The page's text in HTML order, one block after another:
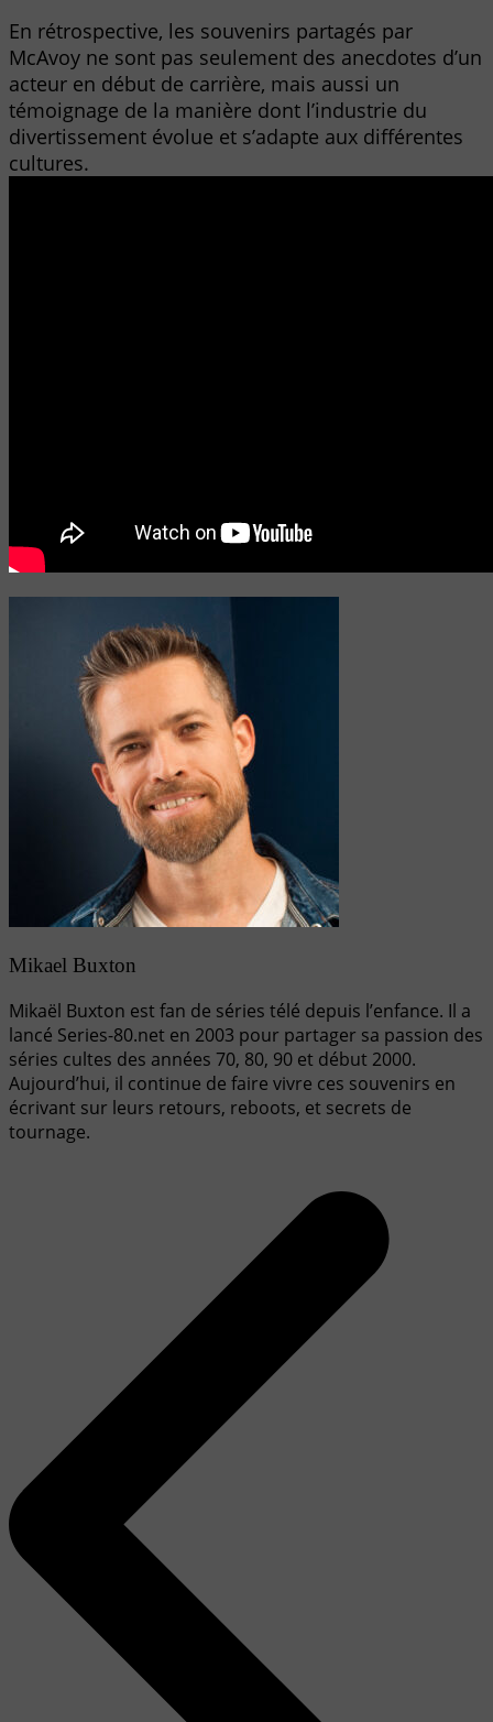
En rétrospective, les souvenirs partagés par
McAvoy ne sont pas seulement des anecdotes d’un
acteur en début de carrière, mais aussi un
témoignage de la manière dont l’industrie du
divertissement évolue et s’adapte aux différentes
cultures.
Mikael Buxton
Mikaël Buxton est fan de séries télé depuis l’enfance. Il a
lancé Series-80.net en 2003 pour partager sa passion des
séries cultes des années 70, 80, 90 et début 2000.
Aujourd’hui, il continue de faire vivre ces souvenirs en
écrivant sur leurs retours, reboots, et secrets de
tournage.